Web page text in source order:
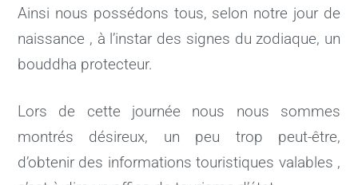
Ainsi nous possédons tous, selon notre jour de
naissance , à l’instar des signes du zodiaque, un
bouddha protecteur.
Lors de cette journée nous nous sommes
montrés désireux, un peu trop peut-être,
d’obtenir des informations touristiques valables ,